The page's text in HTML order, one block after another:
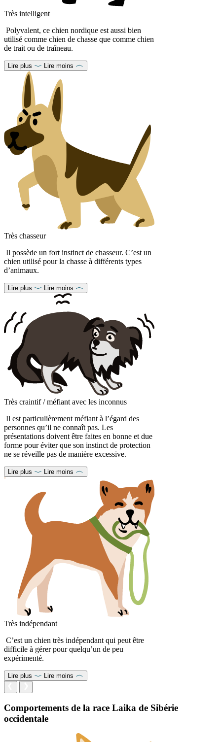
Très intelligent
Polyvalent, ce chien nordique est aussi bien
utilisé comme chien de chasse que comme chien
de trait ou de traîneau.
Lire plus Lire moins
Très chasseur
Il possède un fort instinct de chasseur. C’est un
chien utilisé pour la chasse à différents types
d’animaux.
Lire plus Lire moins
Très craintif / méfiant avec les inconnus
Il est particulièrement méfiant à l’égard des
personnes qu’il ne connaît pas. Les
présentations doivent être faites en bonne et due
forme pour éviter que son instinct de protection
ne se réveille pas de manière excessive.
Lire plus Lire moins
Très indépendant
C’est un chien très indépendant qui peut être
difficile à gérer pour quelqu’un de peu
expérimenté.
Lire plus Lire moins
Comportements de la race Laika de Sibérie
occidentale